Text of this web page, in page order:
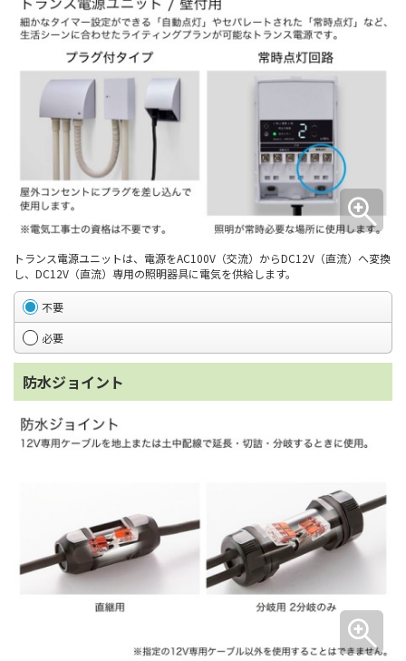
トランス電源ユニットは、電源をAC100V（交流）からDC12V（直流）へ変換
し、DC12V（直流）専用の照明器具に電気を供給します。
不要
必要
防水ジョイント